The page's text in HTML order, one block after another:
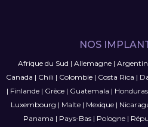
NOS
Afrique du Sud | Allemagne|
Canada | Chili | Colombie| Costa Rica |
| Finlande| Grèce| Guatemala | Honduras
Luxembourg | Malte| Mexique|
Panama | Pays-Bas| Pologne|